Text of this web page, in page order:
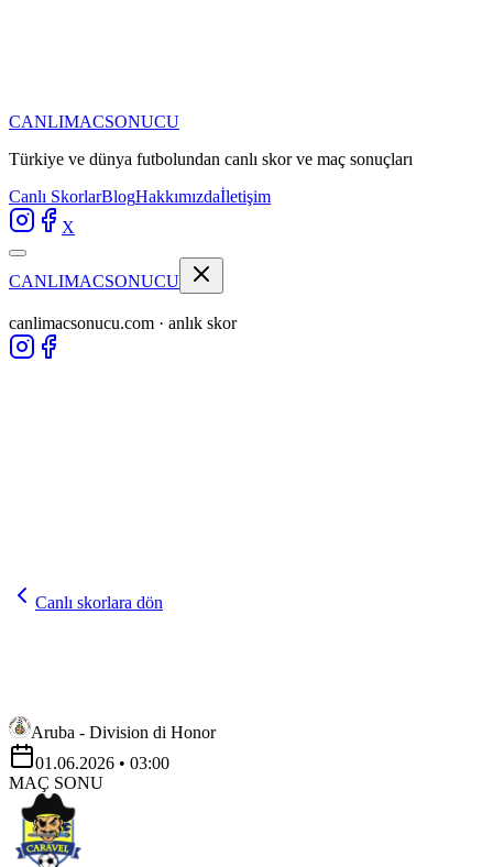
CANLIMACSONUCU
Türkiye ve dünya futbolundan canlı skor ve maç sonuçları
Canlı SkorlarBlogHakkımızdaİletişim
X
CANLIMACSONUCU
canlimacsonucu.com · anlık skor
Canlı skorlara dön
Aruba - Division di Honor
01.06.2026 • 03:00
MAÇ SONU